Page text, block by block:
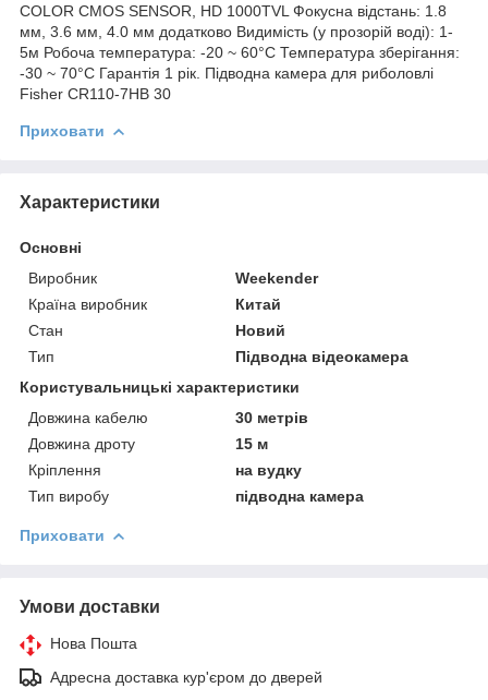
COLOR CMOS SENSOR, HD 1000TVL Фокусна відстань: 1.8
мм, 3.6 мм, 4.0 мм додатково Видимість (у прозорій воді): 1-
5м Робоча температура: -20 ~ 60°C Температура зберігання:
-30 ~ 70°C Гарантія 1 рік. Підводна камера для риболовлі
Fisher CR110-7HB 30
Приховати
Характеристики
Основні
Виробник
Weekender
Країна виробник
Китай
Стан
Новий
Тип
Підводна відеокамера
Користувальницькі характеристики
Довжина кабелю
30 метрів
Довжина дроту
15 м
Кріплення
на вудку
Тип виробу
підводна камера
Приховати
Умови доставки
Нова Пошта
Адресна доставка кур'єром до дверей